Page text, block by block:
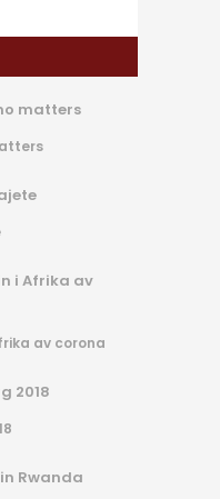
av corona